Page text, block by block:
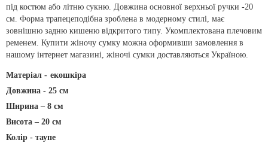
під костюм або літню сукню. Довжина основної верхньої ручки -20
см. Форма трапецеподібна зроблена в модерному стилі, має
зовнішню задню кишеню відкритого типу. Укомплектована плечовим
ременем. Купити жіночу сумку можна оформивши замовлення в
нашому інтернет магазині, жіночі сумки доставляються Україною.
Матеріал - екошкіра
Довжина - 25 см
Ширина – 8 см
Висота – 20 см
Колір - таупе